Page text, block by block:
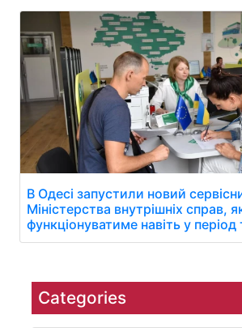
Categories
В Одесі запустили новий
Міністерства внутрішніх справ,
функціонуватиме навіть у період